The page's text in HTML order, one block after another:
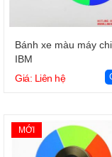
Giỏ hàng
Bánh xe màu máy
IBM
Giá: Liên hệ
MỚI